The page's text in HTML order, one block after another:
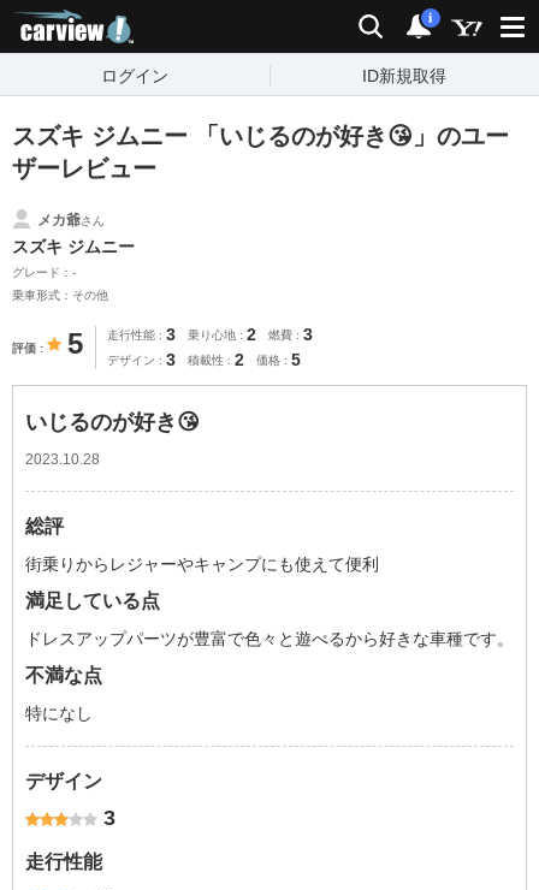
検索 通知
i
ログイン ID新規取得
スズキ ジムニー 「いじるのが好き😘」のユー
ザーレビュー
メカ爺さん
スズキ ジムニー
グレード：-
乗車形式：その他
評価 5 走行性能 3 乗り心地 2 燃費 3
デザイン 3 積載性 2 価格 5
いじるのが好き😘
2023.10.28
総評
街乗りからレジャーやキャンプにも使えて便利
満足している点
ドレスアップパーツが豊富で色々と遊べるから好きな車種です。
不満な点
特になし
デザイン
3
走行性能